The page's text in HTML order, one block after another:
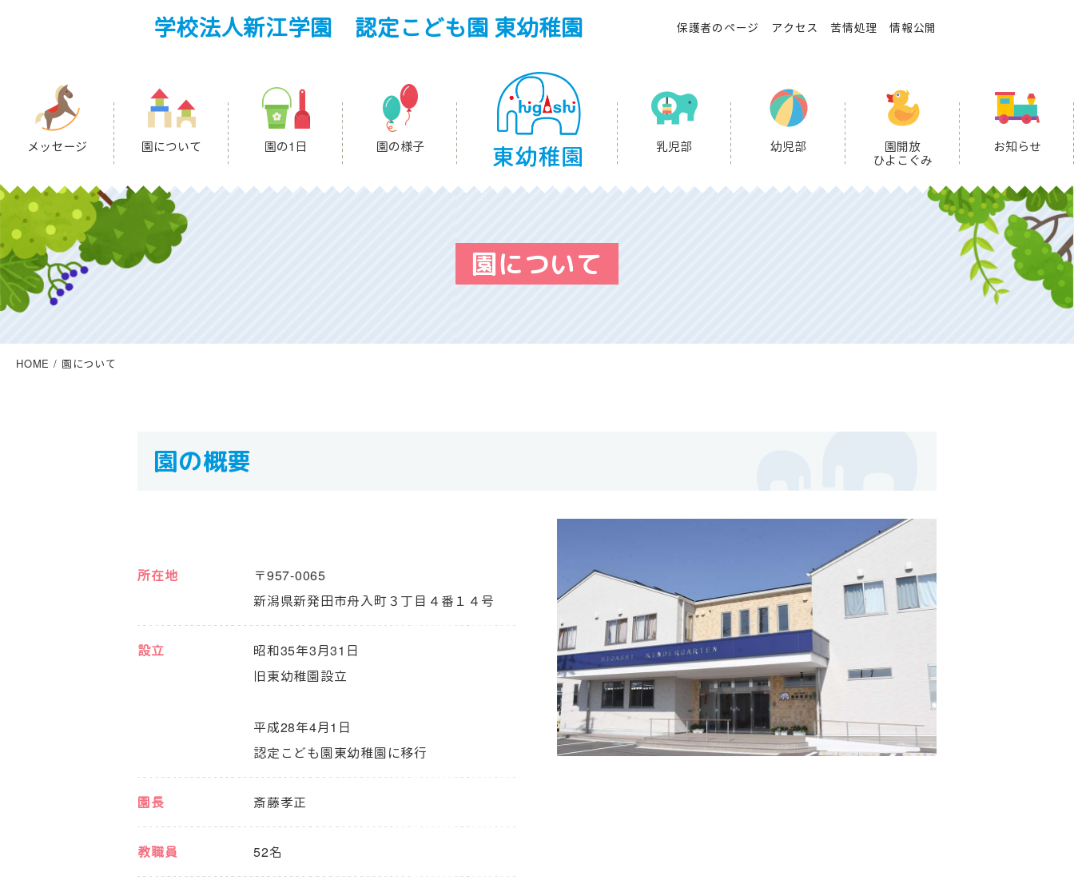
学校法人新江学園 認定こども園 東幼稚園 保護者のページ アクセス 苦情処理 情報公開
メッセージ 園について 園の1日 園の様子 乳児部 幼児部
園開放
ひよこぐみ
お知らせ
園について
HOME 園について
園の概要
所在地
〒957-0065
新潟県新発田市舟入町３丁目４番１４号
設立
昭和35年3月31日
旧東幼稚園設立
平成28年4月1日
認定こども園東幼稚園に移行
園長 斎藤孝正
教職員 52名